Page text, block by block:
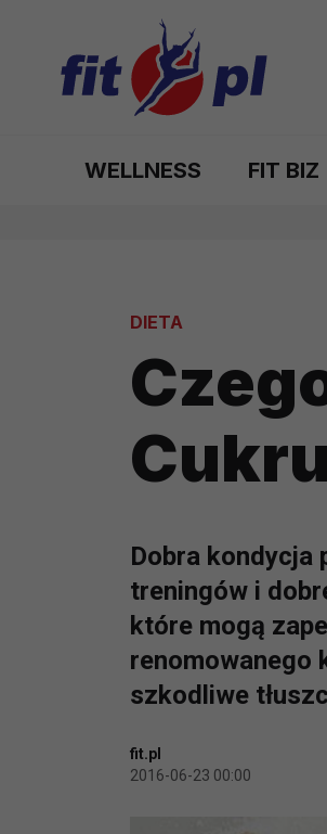
WELLNESS FIT BIZ
DIETA
Dobra kondycja
treningów i
które mogą
renomowanego
szkodliwe
fit.pl
2016-06-23 00:00